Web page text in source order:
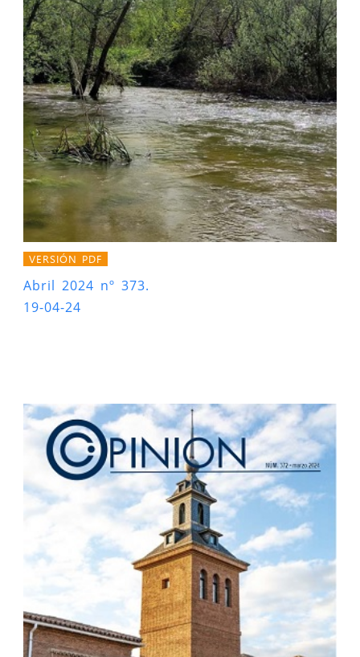
VERSIÓN PDF
Abril 2024 nº 373.
19-04-24